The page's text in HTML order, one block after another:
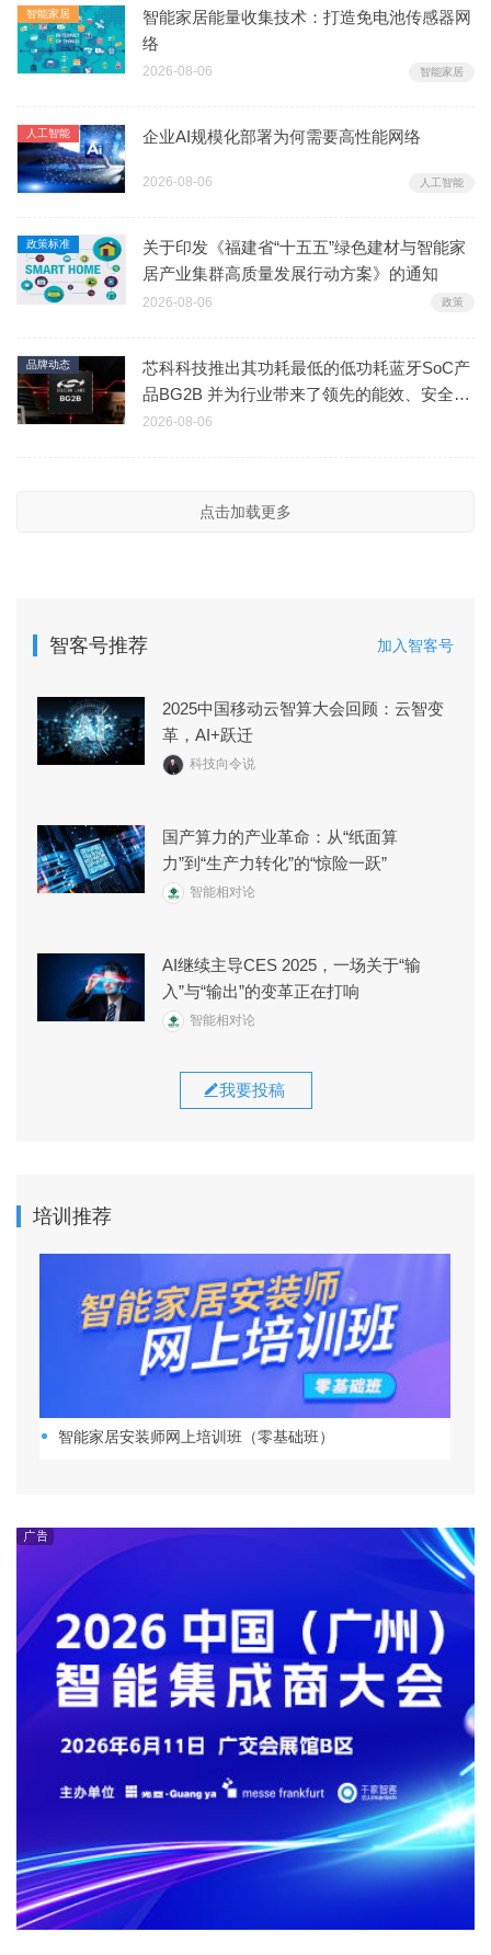
智能家居
智能家居能量收集技术：打造免电池传感器网
络
2026-08-06 智能家居
人工智能 企业AI规模化部署为何需要高性能网络
2026-08-06 人工智能
政策标准
关于印发《福建省“十五五”绿色建材与智能家
居产业集群高质量发展行动方案》的通知
2026-08-06 政策
品牌动态
芯科科技推出其功耗最低的低功耗蓝牙SoC产
品BG2B 并为行业带来了领先的能效、安全性
及集成度
2026-08-06
点击加载更多
智客号推荐 加入智客号
2025中国移动云智算大会回顾：云智变
革，AI+跃迁
科技向令说
国产算力的产业革命：从“纸面算
力”到“生产力转化”的“惊险一跃”
智能相对论
AI继续主导CES 2025，一场关于“输
入”与“输出”的变革正在打响
智能相对论
我要投稿
培训推荐
智能家居安装师网上培训班（零基础班）